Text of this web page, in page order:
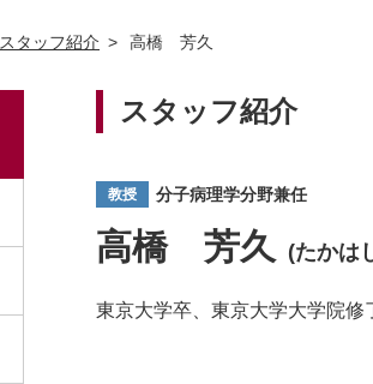
スタッフ紹介 高橋 芳久
スタッフ紹介
教授 分子病理学分野兼任
高橋 芳久 (たかは
東京大学卒、東京大学大学院修